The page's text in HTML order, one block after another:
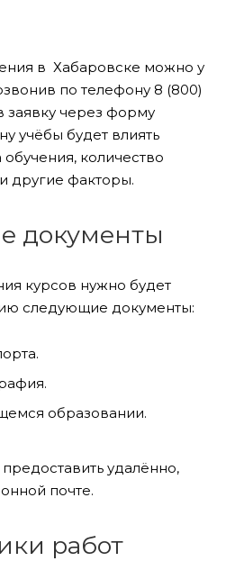
в Хабаровске можно у
по телефону 8 (800)
заявку через форму
учёбы будет влиять
количество
другие факторы.
документы
курсов нужно будет
следующие документы:
образовании.
удалённо,
почте.
работ